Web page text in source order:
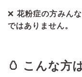
❌ 花粉症の方みん
ではありません。
🥚 こんな方